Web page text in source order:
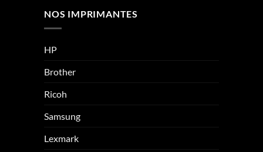
NOS IMPRIMANTES
HP
Brother
Ricoh
Samsung
Lexmark